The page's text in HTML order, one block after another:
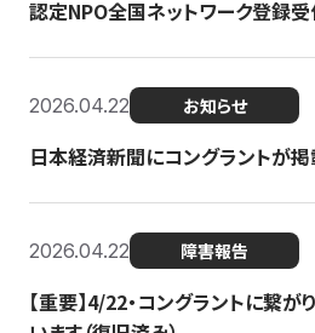
認定NPO全国ネットワーク登録受
2026.04.22 お知らせ
日本経済新聞にコングラントが掲
2026.04.22 障害報告
【重要】4/22・コングラントに繋